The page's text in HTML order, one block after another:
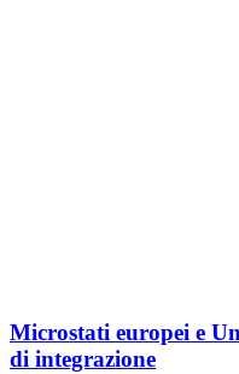
Microstati europei e
di integrazione